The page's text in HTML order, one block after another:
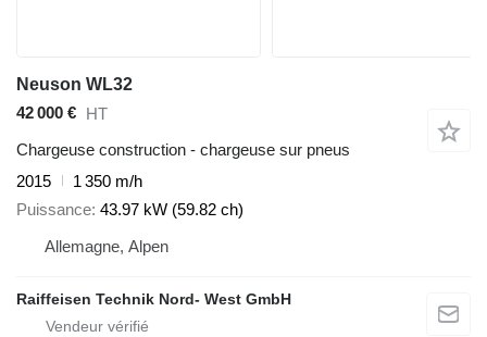
Neuson WL32
42 000 €
HT
Chargeuse construction - chargeuse sur pneus
2015
1 350 m/h
Puissance 43.97 kW (59.82 ch)
Allemagne, Alpen
Raiffeisen Technik Nord- West GmbH